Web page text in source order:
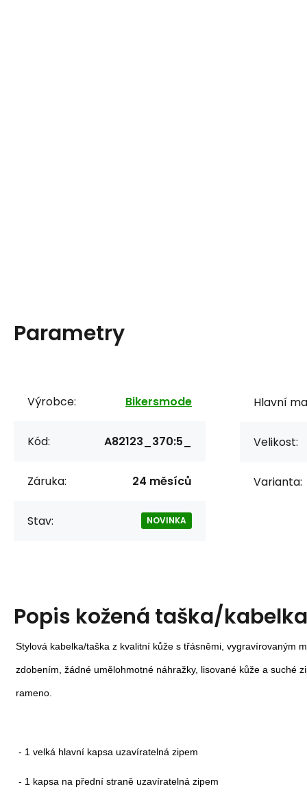
Parametry
Výrobce: Bikersmode
Kód: A82123_370:5_
Záruka: 24 měsíců
Stav: NOVINKA
Hlavní
Velikost:
Varianta:
Popis kožená taška/
Stylová kabelka/taška z kvalitní kůže s třásněmi, vygravírovaným
zdobením, žádné umělohmotné náhražky, lisované kůže a suché
rameno.
- 1 velká hlavní kapsa uzavíratelná zipem
- 1 kapsa na přední straně uzavíratelná zipem